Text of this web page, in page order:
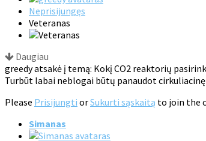
Neprisijungęs
Veteranas
Daugiau
greedy atsakė į temą: Kokį CO2 reaktorių
Turbūt labai neblogai būtų panaudot
Please Prisijungti orSukurti sąskaitą to join the
Simanas